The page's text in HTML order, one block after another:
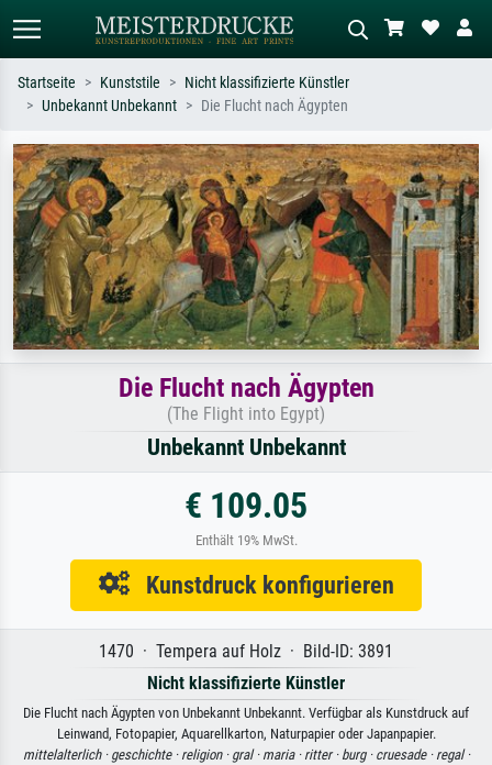
Suchen Sie nach Künstlern, Werktiteln
oder Stilen – z.B. Monet,
Sternennacht, Impressionismus, Welle
Hokusai, Akt.
Beschreiben Sie die Szene – z.B. Grüne
Wiese, Abstrakt mit viel Rot, Dunkles
Ölgemälde, Stehender Akt neben einem
Baum.
Startseite Kunststile
Nicht klassifizierte Künstler
Unbekannt Unbekannt
Die Flucht nach Ägypten
Die Flucht nach Ägypten
(The Flight into Egypt)
Unbekannt Unbekannt
€ 109.05
Enthält 19% MwSt.
Kunstdruck konfigurieren
1470 · Tempera auf Holz · Bild-ID: 3891
Nicht klassifizierte Künstler
Die Flucht nach Ägypten von Unbekannt Unbekannt. Verfügbar als Kunstdruck auf
Leinwand, Fotopapier, Aquarellkarton, Naturpapier oder Japanpapier.
mittelalterlich · geschichte · religion · gral · maria · ritter · burg · cruesade · regal ·